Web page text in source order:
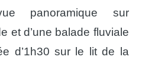
panoramique sur
et d’une balade fluviale
d’1h30 sur le lit de la